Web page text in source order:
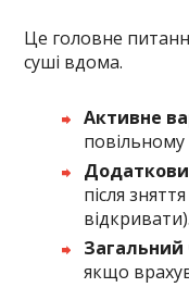
Це головне
суші вдома.
Активне
після
відкривати).
Загальний
якщо